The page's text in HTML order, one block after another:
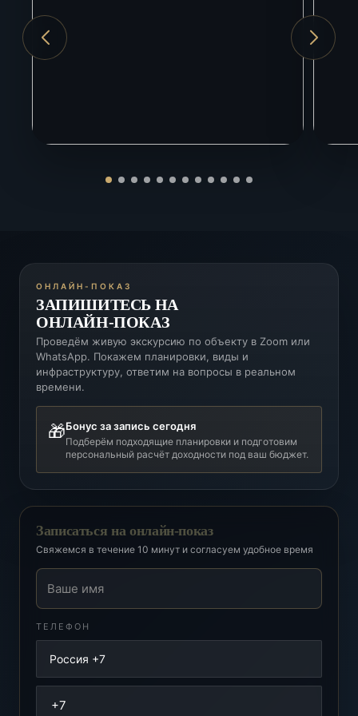
ОНЛАЙН-ПОКАЗ
ЗАПИШИТЕСЬ НА
ОНЛАЙН-ПОКАЗ
Проведём живую экскурсию по объекту в Zoom или
WhatsApp. Покажем планировки, виды и
инфраструктуру, ответим на вопросы в реальном
времени.
🎁Бонус за запись сегодня
Подберём подходящие планировки и подготовим
персональный расчёт доходности под ваш бюджет.
Записаться на онлайн-показ
Свяжемся в течение 10 минут и согласуем удобное время
Ваше имя
ТЕЛЕФОН